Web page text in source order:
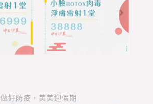
做好防疫，美美迎假期